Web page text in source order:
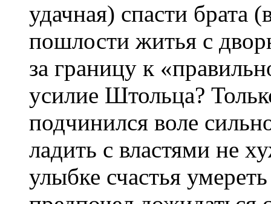
удачная) спасти брата
пошлости житья с
за границу к
усилие Штольца?
подчинился воле
ладить с властями не
улыбке счастья